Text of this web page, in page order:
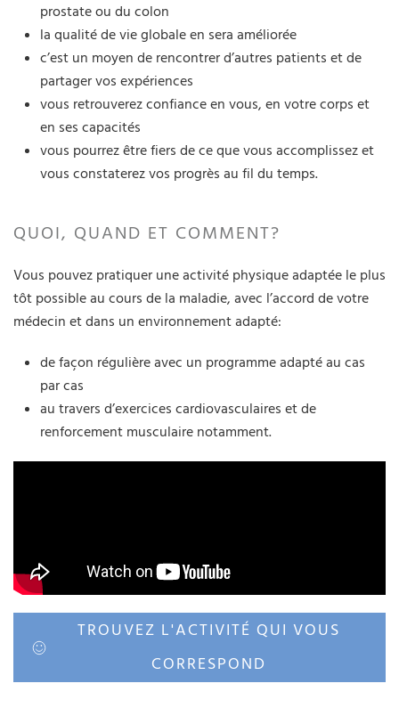
prostate ou du colon
la qualité de vie globale en sera améliorée
c’est un moyen de rencontrer d’autres patients et de
partager vos expériences
vous retrouverez confiance en vous, en votre corps et
en ses capacités
vous pourrez être fiers de ce que vous accomplissez et
vous constaterez vos progrès au fil du temps.
QUOI, QUAND ET COMMENT?
Vous pouvez pratiquer une activité physique adaptée le plus
tôt possible au cours de la maladie, avec l’accord de votre
médecin et dans un environnement adapté:
de façon régulière avec un programme adapté au cas
par cas
au travers d’exercices cardiovasculaires et de
renforcement musculaire notamment.
TROUVEZ L'ACTIVITÉ QUI VOUS
CORRESPOND